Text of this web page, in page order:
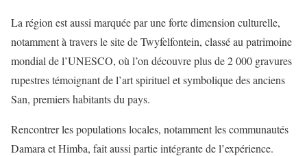
La région est aussi marquée par une forte dimension culturelle,
notamment à travers le site de Twyfelfontein, classé au patrimoine
mondial de l’UNESCO, où l’on découvre plus de 2 000 gravures
rupestres témoignant de l’art spirituel et symbolique des anciens
San, premiers habitants du pays.
Rencontrer les populations locales, notamment les communautés
Damara et Himba, fait aussi partie intégrante de l’expérience.